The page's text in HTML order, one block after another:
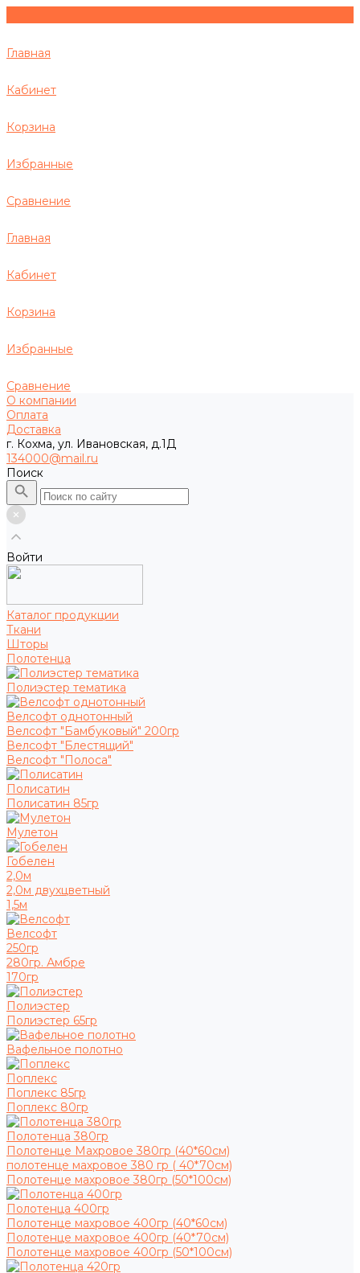
Главная
Кабинет
Корзина
Избранные
Сравнение
Главная
Кабинет
Корзина
Избранные
Сравнение
О компании
Оплата
Доставка
г. Кохма, ул. Ивановская, д.1Д
134000@mail.ru
Поиск
Войти
Каталог продукции
Ткани
Шторы
Полотенца
Полиэстер тематика
Велсофт однотонный
Велсофт "Бамбуковый" 200гр
Велсофт "Блестящий"
Велсофт "Полоса"
Полисатин
Полисатин 85гр
Мулетон
Гобелен
2,0м
2,0м двухцветный
1,5м
Велсофт
250гр
280гр. Амбре
170гр
Полиэстер
Полиэстер 65гр
Вафельное полотно
Поплекс
Поплекс 85гр
Поплекс 80гр
Полотенца 380гр
Полотенце Махровое 380гр (40*60см)
полотенце махровое 380 гр ( 40*70см)
Полотенце махровое 380гр (50*100см)
Полотенца 400гр
Полотенце махровое 400гр (40*60см)
Полотенце махровое 400гр (40*70см)
Полотенце махровое 400гр (50*100см)